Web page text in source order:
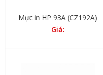
Mực in HP 93A (CZ192A)
Giá: